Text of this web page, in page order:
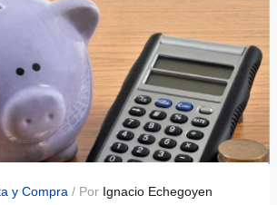
y Compra / Por Ignacio Echegoyen